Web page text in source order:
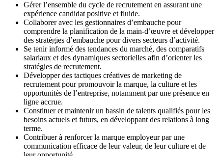
Gérer l’ensemble du cycle de recrutement en assurant une
expérience candidat positive et fluide.
Collaborer avec les gestionnaires d’embauche pour
comprendre la planification de la main‑d’œuvre et développer
des stratégies d’embauche pour divers secteurs d’activité.
Se tenir informé des tendances du marché, des comparatifs
salariaux et des dynamiques sectorielles afin d’orienter les
stratégies de recrutement.
Développer des tactiques créatives de marketing de
recrutement pour promouvoir la marque, la culture et les
opportunités de l’entreprise, notamment par une présence en
ligne accrue.
Constituer et maintenir un bassin de talents qualifiés pour les
besoins actuels et futurs, en développant des relations à long
terme.
Contribuer à renforcer la marque employeur par une
communication efficace de leur valeur, de leur culture et de